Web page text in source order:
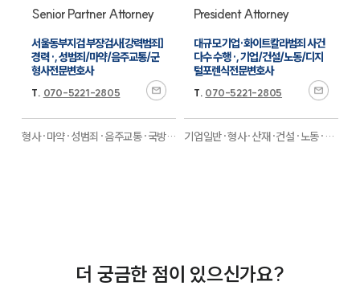
Senior Partner Attorney
서울동부지검 부장검사[강력범죄]
경력 ·, 성범죄/마약/음주교통/군
형사전문변호사
T. 070-5221-2805
형사·마약·성범죄·음주교통·국방군
President Attorney
대규모 기업·화이트칼라범죄 사건
다수 수행 ·, 기업/건설/노동/디지
털포렌식전문변호사
T. 070-5221-2805
기업일반·형사·산재·건설·노동·디
더 궁금한 점이 있으신가요?